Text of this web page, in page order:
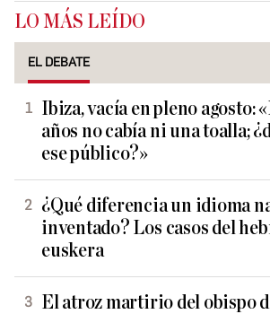
LO MÁS LEÍDO
EL DEBATE
Ibiza, vacía en pleno agosto:
años no cabía ni una toalla;
ese público?»
¿Qué diferencia un idioma
inventado? Los casos del
euskera
El atroz martirio del obispo